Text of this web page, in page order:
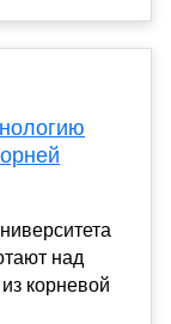
над
корневой